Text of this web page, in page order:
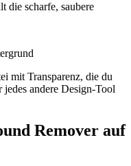
die scharfe, saubere
mit Transparenz, die du
andere Design-Tool
Remover auf